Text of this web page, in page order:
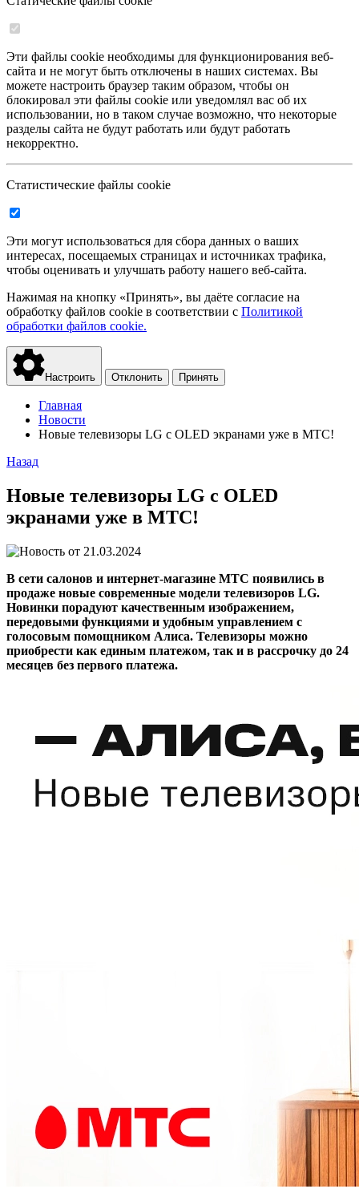
Эти файлы cookie необходимы для функционирования веб-
сайта и не могут быть отключены в наших системах. Вы
можете настроить браузер таким образом, чтобы он
блокировал эти файлы cookie или уведомлял вас об их
использовании, но в таком случае возможно, что некоторые
разделы сайта не будут работать или будут работать
некорректно.
Статистические файлы cookie
Эти могут использоваться для сбора данных о ваших
интересах, посещаемых страницах и источниках трафика,
чтобы оценивать и улучшать работу нашего веб-сайта.
Нажимая на кнопку «Принять», вы даёте согласие на
обработку файлов cookie в соответствии с Политикой
обработки файлов cookie.
Настроить Отклонить Принять
Главная
Новости
Новые телевизоры LG с OLED экранами уже в МТС!
Назад
Новые телевизоры LG с OLED
экранами уже в МТС!
21.03.2024
В сети салонов и интернет-магазине МТС появились в
продаже новые современные модели телевизоров LG.
Новинки порадуют качественным изображением,
передовыми функциями и удобным управлением с
голосовым помощником Алиса. Телевизоры можно
приобрести как единым платежом, так и в рассрочку до 24
месяцев без первого платежа.